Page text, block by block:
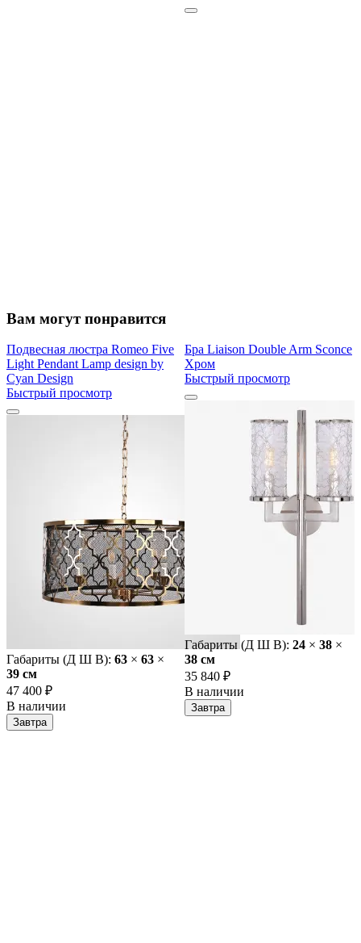
Вам могут понравится
Подвесная люстра Romeo Five
Light Pendant Lamp design by
Cyan Design
Быстрый просмотр
Габариты (Д Ш В): 63 × 63 ×
39 cм
47 400 ₽
В наличии
Завтра
Бра Liaison Double Arm Sconce
Хром
Быстрый просмотр
Габариты (Д Ш В): 24 × 38 ×
38 cм
35 840 ₽
В наличии
Завтра